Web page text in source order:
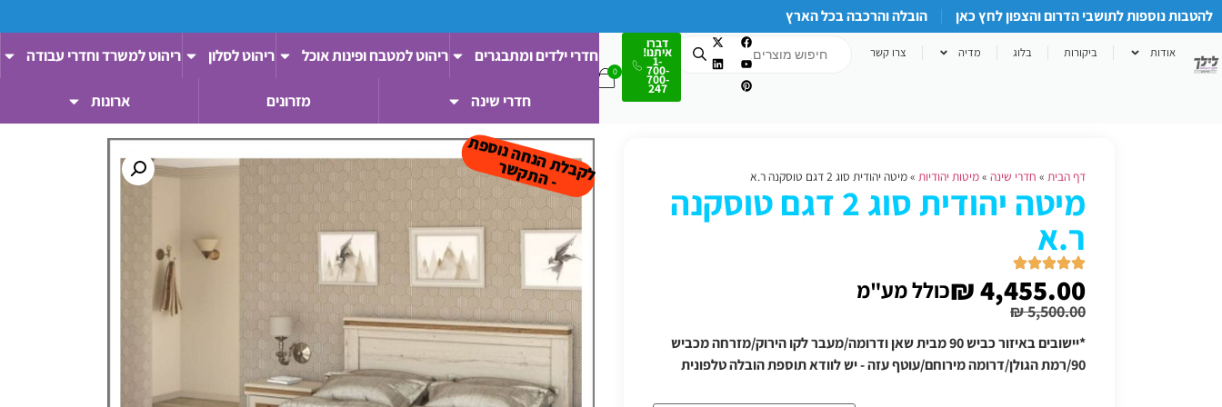
להטבות נוספות לתושבי הדרום והצפון לחץ כאן הובלה והרכבה בכל הארץ
אודות ביקורות בלוג מדיה צרו קשר
דברו
איתנו!
1-
700-
700-
247
חדרי ילדים ומתבגרים ריהוט למטבח ופינות אוכל ריהוט לסלון ריהוט למשרד וחדרי עבודה
חדרי שינה מזרונים ארונות
דף הבית » חדרי שינה »מיטות יהודיות »מיטה יהודית סוג 2 דגם טוסקנה ר.א
מיטה יהודית סוג 2 דגם טוסקנה
ר.א
₪5,500.00
₪4,455.00 כולל מע"מ
*יישובים באיזור כביש 90 מבית שאן ודרומה/מעבר לקו הירוק/מזרחה מכביש
90/רמת הגולן/דרומה מירוחם/עוטף עזה - יש לוודא תוספת הובלה טלפונית
ל
ק
ב
ל
ת
הנ
ח
ה נו
ס
פ
ת
-
ה
ת
ק
ש
ר